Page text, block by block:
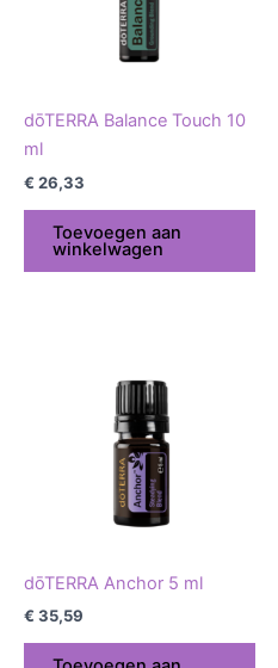
dōTERRA Balance Touch 10
ml
€ 26,33
Toevoegen aan
winkelwagen
dōTERRA Anchor 5 ml
€ 35,59